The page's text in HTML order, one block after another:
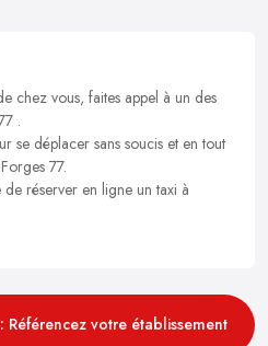
chez vous, faites appel à un des
.
se déplacer sans soucis et en tout
77.
de réserver en ligne un taxi à
Référencez votre établissement